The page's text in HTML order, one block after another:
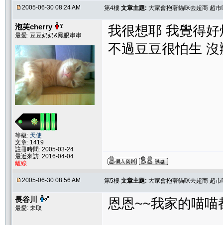
2005-06-30 08:24 AM 第4樓 文章主題: 大家會抱著貓咪去超商 超
泡芙cherry
最愛: 豆豆奶奶&鳳眼串串
等級: 天使
文章: 1419
註冊時間: 2005-03-24
最近來訪: 2016-04-04
離線
我很想耶 我覺得
不過豆豆很怕生 沒
2005-06-30 08:56 AM 第5樓 文章主題: 大家會抱著貓咪去超商 超
長谷川
最愛: 未取 恩恩~~我家的喵喵